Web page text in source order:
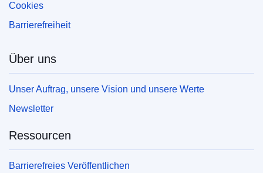
EDITION : 0e696f26-6a3b-11ef-a8ba-01aa75ed71a1
EDITION : 69f57470-24cb-11f0-ac85-01aa75ed71a1
EDITION : 46004f7e-7d4b-11f0-9af8-01aa75ed71a1
Cookies
Barrierefreiheit
Über uns
Unser Auftrag, unsere Vision und unsere Werte
Newsletter
Ressourcen
Barrierefreies Veröffentlichen